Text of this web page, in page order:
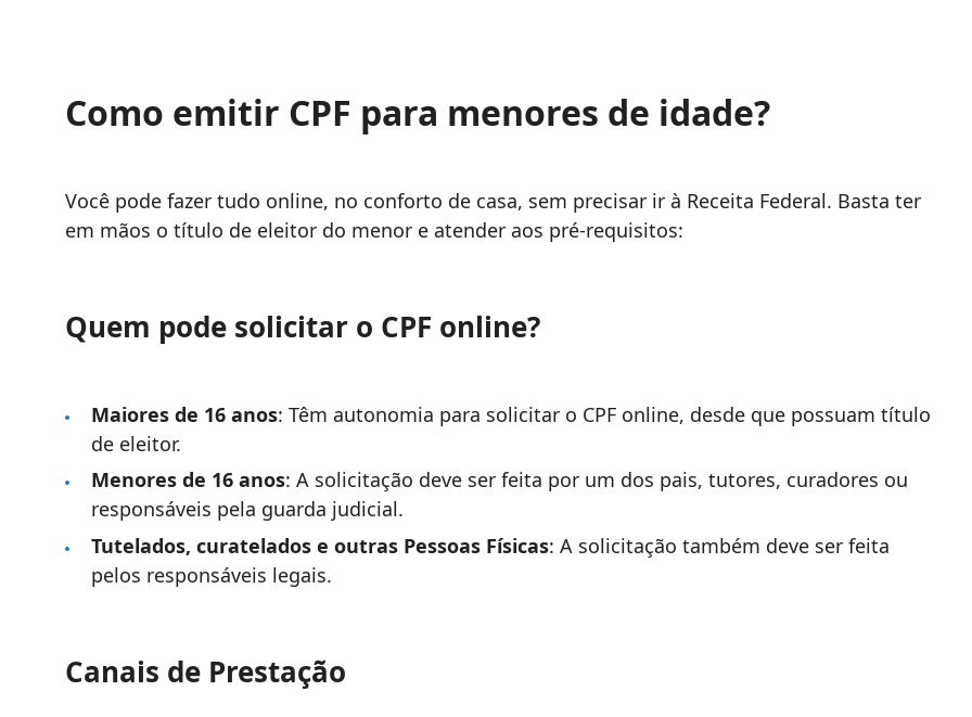
Como emitir CPF para menores de idade?
Você pode fazer tudo online, no conforto de casa, sem precisar ir à Receita Federal. Basta ter
em mãos o título de eleitor do menor e atender aos pré-requisitos:
Quem pode solicitar o CPF online?
Maiores de 16 anos: Têm autonomia para solicitar o CPF online, desde que possuam título
de eleitor.
Menores de 16 anos: A solicitação deve ser feita por um dos pais, tutores, curadores ou
responsáveis pela guarda judicial.
Tutelados, curatelados e outras Pessoas Físicas: A solicitação também deve ser feita
pelos responsáveis legais.
Canais de Prestação